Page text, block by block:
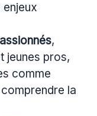
,
jeunes pros,
comme
la